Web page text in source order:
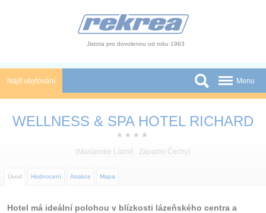
Jistota pro dovolenou od roku 1963
Najít ubytování
Novinky
Menu
WELLNESS & SPA HOTEL RICHARD
★ ★ ★ ★
( Mariánské Lázně, Západní Čechy)
Úvod Hodnocení Atrakce Mapa
Hotel má ideální polohou v blízkosti lázeňského centra a